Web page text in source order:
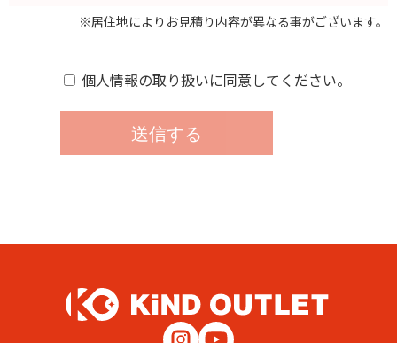
※居住地によりお見積り内容が異なる事がございます。
個人情報の取り扱いに同意してください。